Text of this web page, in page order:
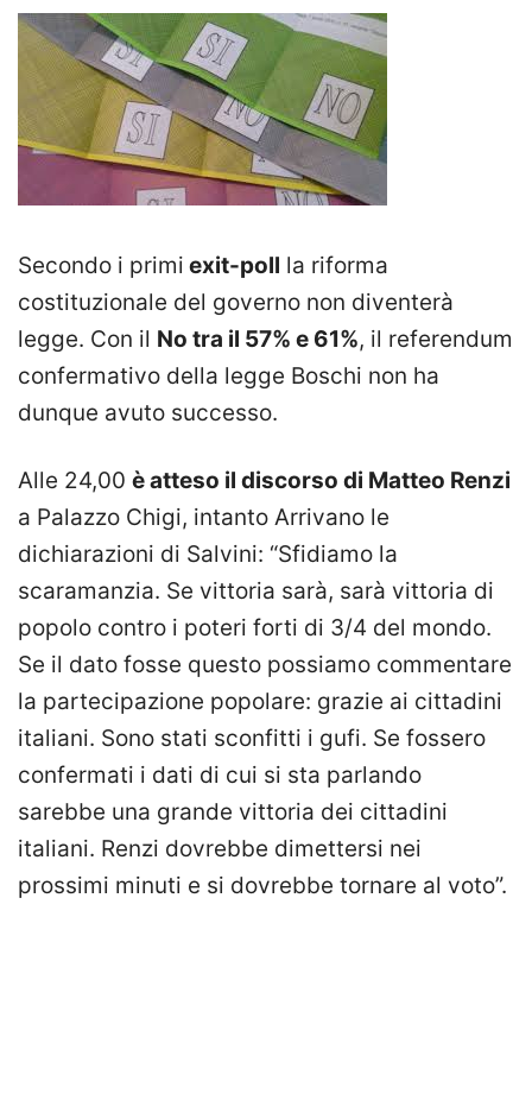
Secondo i primi exit-poll la riforma
costituzionale del governo non diventerà
legge. Con il No tra il 57% e 61%, il referendum
confermativo della legge Boschi non ha
dunque avuto successo.
Alle 24,00 è atteso il discorso di Matteo Renzi
a Palazzo Chigi, intanto Arrivano le
dichiarazioni di Salvini: “Sfidiamo la
scaramanzia. Se vittoria sarà, sarà vittoria di
popolo contro i poteri forti di 3/4 del mondo.
Se il dato fosse questo possiamo commentare
la partecipazione popolare: grazie ai cittadini
italiani. Sono stati sconfitti i gufi. Se fossero
confermati i dati di cui si sta parlando
sarebbe una grande vittoria dei cittadini
italiani. Renzi dovrebbe dimettersi nei
prossimi minuti e si dovrebbe tornare al voto”.